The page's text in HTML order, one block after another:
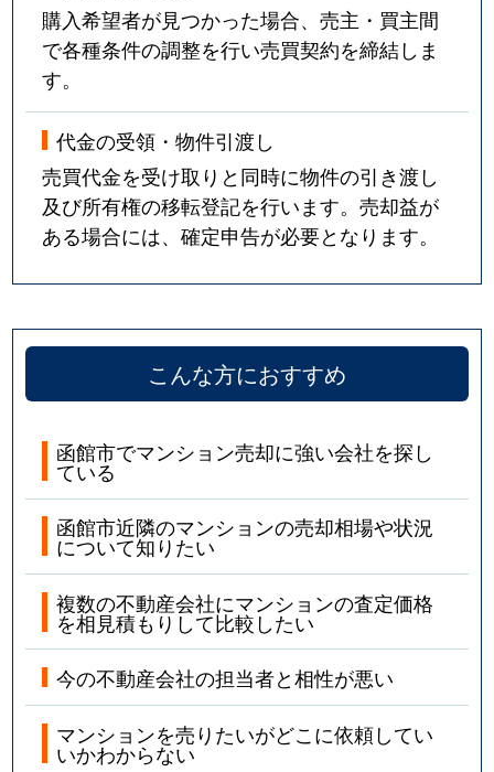
購入希望者が見つかった場合、売主・買主間
で各種条件の調整を行い売買契約を締結しま
す。
代金の受領・物件引渡し
売買代金を受け取りと同時に物件の引き渡し
及び所有権の移転登記を行います。売却益が
ある場合には、確定申告が必要となります。
こんな方におすすめ
函館市でマンション売却に強い会社を探し
ている
函館市近隣のマンションの売却相場や状況
について知りたい
複数の不動産会社にマンションの査定価格
を相見積もりして比較したい
今の不動産会社の担当者と相性が悪い
マンションを売りたいがどこに依頼してい
いかわからない